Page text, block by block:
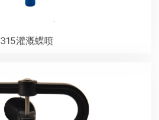
315灌溉蝶喷